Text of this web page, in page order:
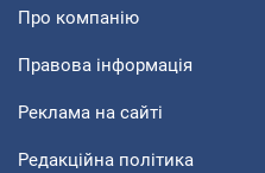
Про компанію
Правова інформація
Реклама на сайті
Редакційна політика